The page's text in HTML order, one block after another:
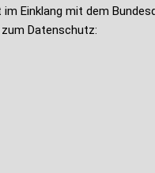
Einklang mit dem
Datenschutz: